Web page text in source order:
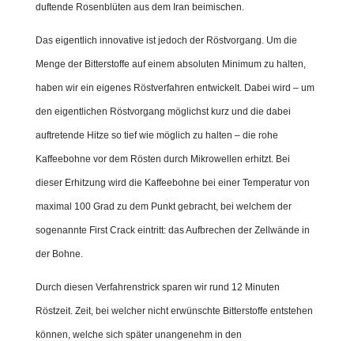
duftende Rosenblüten aus dem Iran beimischen.
Das eigentlich innovative ist jedoch der Röstvorgang. Um die
Menge der Bitterstoffe auf einem absoluten Minimum zu halten,
haben wir ein eigenes Röstverfahren entwickelt. Dabei wird – um
den eigentlichen Röstvorgang möglichst kurz und die dabei
auftretende Hitze so tief wie möglich zu halten – die rohe
Kaffeebohne vor dem Rösten durch Mikrowellen erhitzt. Bei
dieser Erhitzung wird die Kaffeebohne bei einer Temperatur von
maximal 100 Grad zu dem Punkt gebracht, bei welchem der
sogenannte First Crack eintritt: das Aufbrechen der Zellwände in
der Bohne.
Durch diesen Verfahrenstrick sparen wir rund 12 Minuten
Röstzeit. Zeit, bei welcher nicht erwünschte Bitterstoffe entstehen
können, welche sich später unangenehm in den